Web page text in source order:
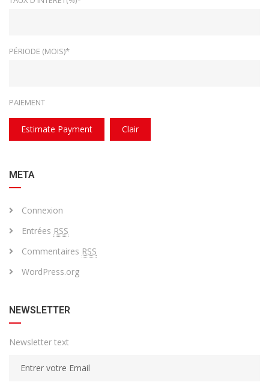
PÉRIODE (MOIS)*
PAIEMENT
Estimate Payment Clair
META
Connexion
Entrées RSS
Commentaires RSS
WordPress.org
NEWSLETTER
Newsletter text